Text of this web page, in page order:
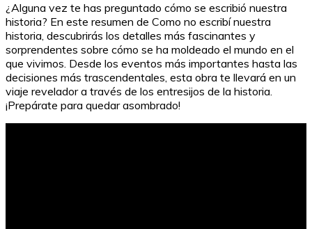
¿Alguna vez te has preguntado cómo se escribió nuestra
historia? En este resumen de Como no escribí nuestra
historia, descubrirás los detalles más fascinantes y
sorprendentes sobre cómo se ha moldeado el mundo en el
que vivimos. Desde los eventos más importantes hasta las
decisiones más trascendentales, esta obra te llevará en un
viaje revelador a través de los entresijos de la historia.
¡Prepárate para quedar asombrado!